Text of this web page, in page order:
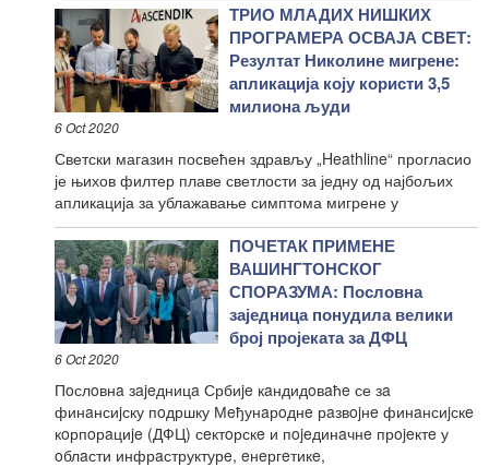
ТРИО МЛАДИХ НИШКИХ
ПРОГРАМЕРА ОСВАЈА СВЕТ:
Резултат Николине мигрене:
апликација коју користи 3,5
милиона људи
6 Oct 2020
Светски магазин посвећен здрављу „Heathline“ прогласио
је њихов филтер плаве светлости за једну од најбољих
апликација за ублажавање симптома мигрене у
ПОЧЕТАК ПРИМЕНЕ
ВАШИНГТОНСКОГ
СПОРАЗУМА: Пословна
заједница понудила велики
број пројеката за ДФЦ
6 Oct 2020
Пoслoвнa зajeдницa Србиje кaндидoвaћe се зa
финaнсиjску пoдршку Мeђунaрoднe рaзвojнe финaнсиjскe
кoрпoрaциje (ДФЦ) сeктoрскe и пojeдинaчнe прojeктe у
oблaсти инфрaструктурe, eнeргeтикe,